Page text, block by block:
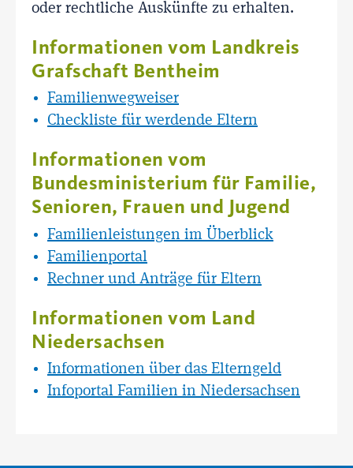
oder rechtliche Auskünfte zu erhalten.
Informationen vom Landkreis
Grafschaft Bentheim
Familienwegweiser
Checkliste für werdende Eltern
Informationen vom
Bundesministerium für Familie,
Senioren, Frauen und Jugend
Familienleistungen im Überblick
Familienportal
Rechner und Anträge für Eltern
Informationen vom Land
Niedersachsen
Informationen über das Elterngeld
Infoportal Familien in Niedersachsen